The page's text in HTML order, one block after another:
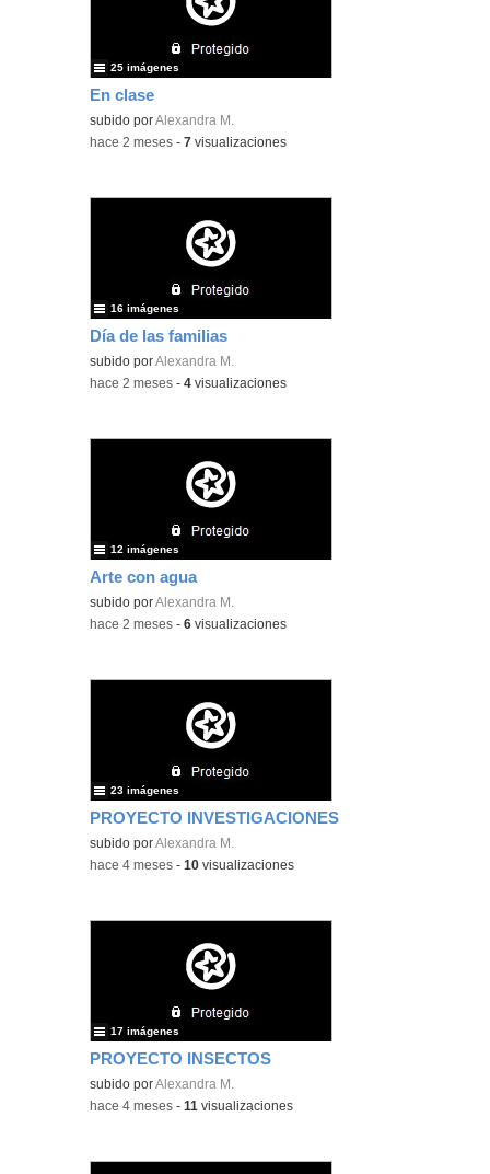
En clase
subido porAlexandra M.
25 imágenes
-hace 2 meses -7 visualizaciones
Día de las familias
subido porAlexandra M.
16 imágenes
-hace 2 meses -4 visualizaciones
Arte con agua
subido porAlexandra M.
12 imágenes
-hace 2 meses -6 visualizaciones
PROYECTO INVESTIGACIONES
subido porAlexandra M.
23 imágenes
-hace 4 meses -10 visualizaciones
PROYECTO INSECTOS
subido porAlexandra M.
17 imágenes
-hace 4 meses -11 visualizaciones